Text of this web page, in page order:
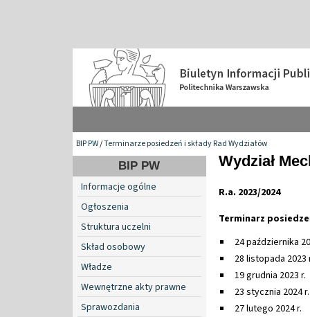
BIP PW/Terminarze posiedzeń i składy Rad Wydziałów
BIP PW
Informacje ogólne
Ogłoszenia
Struktura uczelni
Skład osobowy
Władze
Wewnętrzne akty prawne
Sprawozdania
Wydział
R.a. 2023/2024
Terminarz
24 października
28 listopada 2023
19 grudnia 2023 r.
23 stycznia 2024 r.
27 lutego 2024 r.